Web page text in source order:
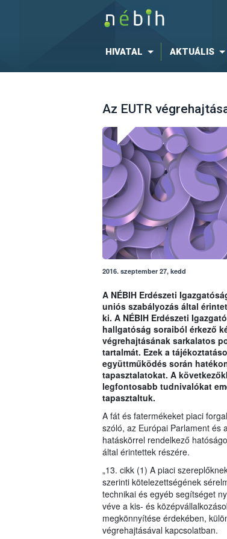
HIVATAL AKTUÁLIS
Az EUTR
2016. szeptember 27, kedd
A NÉBIH Erdészeti
uniós szabályozás által
ki. A NÉBIH Erdészeti
hallgatóság soraiból érkező
végrehajtásának sarkalatos
tartalmát. Ezek a
együttműködés során
tapasztalatokat. A
legfontosabb tudnivalókat
tapasztaltuk.
A fát és fatermékeket piaci
szóló, az Európai Parlament és
hatáskörrel rendelkező
által érintettek részére.
„13. cikk (1) A piaci
szerinti kötelezettségének
technikai és egyéb segítséget
véve a kis- és
megkönnyítése érdekében,
végrehajtásával kapcsolatban.